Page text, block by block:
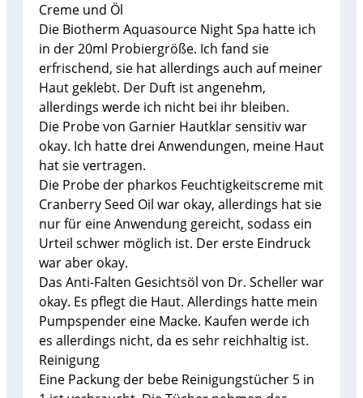
Creme und Öl
Die Biotherm Aquasource Night Spa hatte ich
in der 20ml Probiergröße. Ich fand sie
erfrischend, sie hat allerdings auch auf meiner
Haut geklebt. Der Duft ist angenehm,
allerdings werde ich nicht bei ihr bleiben.
Die Probe von Garnier Hautklar sensitiv war
okay. Ich hatte drei Anwendungen, meine Haut
hat sie vertragen.
Die Probe der pharkos Feuchtigkeitscreme mit
Cranberry Seed Oil war okay, allerdings hat sie
nur für eine Anwendung gereicht, sodass ein
Urteil schwer möglich ist. Der erste Eindruck
war aber okay.
Das Anti-Falten Gesichtsöl von Dr. Scheller war
okay. Es pflegt die Haut. Allerdings hatte mein
Pumpspender eine Macke. Kaufen werde ich
es allerdings nicht, da es sehr reichhaltig ist.
Reinigung
Eine Packung der bebe Reinigungstücher 5 in